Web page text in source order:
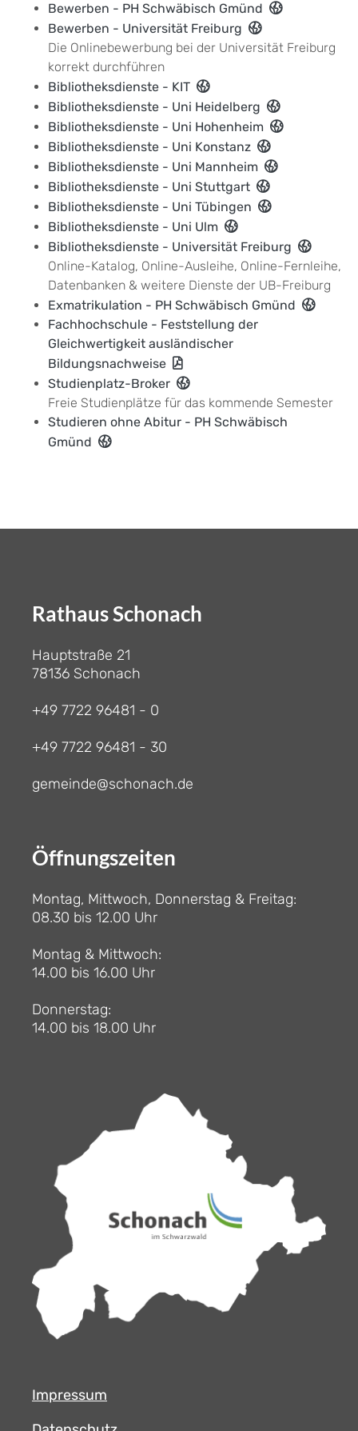
Bewerben - PH Schwäbisch Gmünd
Bewerben - Universität Freiburg
Die Onlinebewerbung bei der Universität Freiburg
korrekt durchführen
Bibliotheksdienste - KIT
Bibliotheksdienste - Uni Heidelberg
Bibliotheksdienste - Uni Hohenheim
Bibliotheksdienste - Uni Konstanz
Bibliotheksdienste - Uni Mannheim
Bibliotheksdienste - Uni Stuttgart
Bibliotheksdienste - Uni Tübingen
Bibliotheksdienste - Uni Ulm
Bibliotheksdienste - Universität Freiburg
Online-Katalog, Online-Ausleihe, Online-Fernleihe,
Datenbanken & weitere Dienste der UB-Freiburg
Exmatrikulation - PH Schwäbisch Gmünd
Fachhochschule - Feststellung der
Gleichwertigkeit ausländischer
Bildungsnachweise
Studienplatz-Broker
Freie Studienplätze für das kommende Semester
Studieren ohne Abitur - PH Schwäbisch
Gmünd
Rathaus Schonach
Hauptstraße 21
78136 Schonach
+49 7722 96481 - 0
+49 7722 96481 - 30
gemeinde@schonach.de
Öffnungszeiten
Montag, Mittwoch, Donnerstag & Freitag:
08.30 bis 12.00 Uhr
Montag & Mittwoch:
14.00 bis 16.00 Uhr
Donnerstag:
14.00 bis 18.00 Uhr
Impressum